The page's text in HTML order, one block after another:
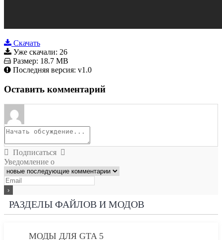
Скачать
Уже скачали: 26
Размер: 18.7 MB
Последняя версия: v1.0
Оставить комментарий
Подписаться
Уведомление о
РАЗДЕЛЫ ФАЙЛОВ И МОДОВ
МОДЫ ДЛЯ GTA 5